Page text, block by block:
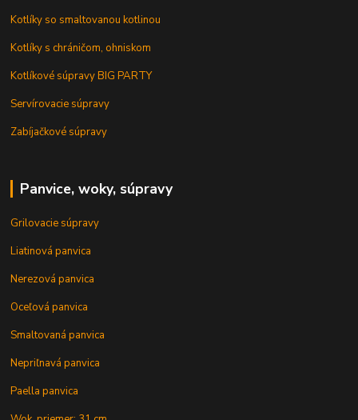
Kotlíky so smaltovanou kotlinou
Kotlíky s chráničom, ohniskom
Kotlíkové súpravy BIG PARTY
Servírovacie súpravy
Zabíjačkové súpravy
Panvice, woky, súpravy
Grilovacie súpravy
Liatinová panvica
Nerezová panvica
Oceľová panvica
Smaltovaná panvica
Nepriľnavá panvica
Paella panvica